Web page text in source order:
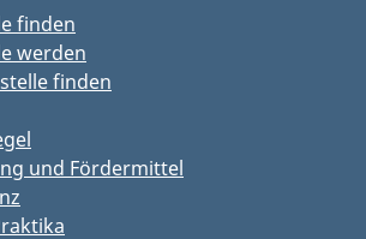
finden
werden
finden
und Fördermittel